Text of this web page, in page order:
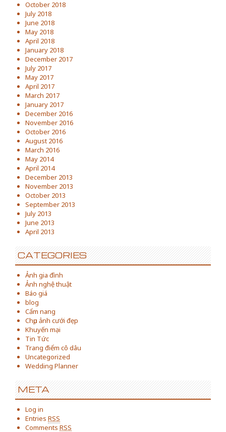
October 2018
July 2018
June 2018
May 2018
April 2018
January 2018
December 2017
July 2017
May 2017
April 2017
March 2017
January 2017
December 2016
November 2016
October 2016
August 2016
March 2016
May 2014
April 2014
December 2013
November 2013
October 2013
September 2013
July 2013
June 2013
April 2013
CATEGORIES
Ảnh gia đình
Ảnh nghệ thuật
Báo giá
blog
Cẩm nang
Chụp ảnh cưới đẹp
Khuyến mại
Tin Tức
Trang điểm cô dâu
Uncategorized
Wedding Planner
META
Log in
Entries RSS
Comments RSS